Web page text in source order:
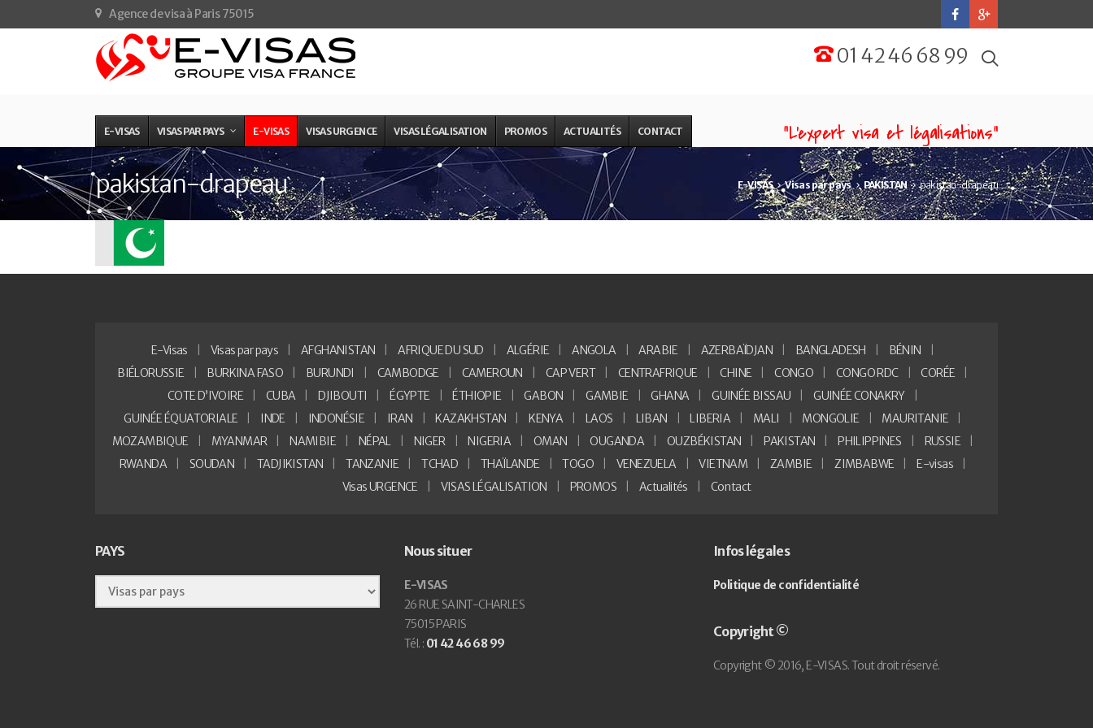
Agence de visa à Paris 75015
01 42 46 68 99
E-VISAS VISAS PAR PAYS E-VISAS VISAS URGENCE VISAS LÉGALISATION PROMOS ACTUALITÉS CONTACT “L'expert visa et légalisations”
pakistan-drapeau E-VISAS Visas par pays PAKISTAN pakistan-drapeau
E-Visas Visas par pays AFGHANISTAN AFRIQUE DU SUD ALGÉRIE ANGOLA ARABIE AZERBAÏDJAN BANGLADESH
BÉNIN
BIÉLORUSSIE
BURKINA FASO BURUNDI CAMBODGE CAMEROUN CAP VERT CENTRAFRIQUE CHINE CONGO CONGO RDC
CORÉE
COTE D’IVOIRE
CUBA DJIBOUTI ÉGYPTE ÉTHIOPIE GABON GAMBIE GHANA GUINÉE BISSAU
GUINÉE CONAKRY
GUINÉE ÉQUATORIALE
INDE INDONÉSIE IRAN KAZAKHSTAN KENYA LAOS LIBAN LIBERIA MALI MONGOLIE
MAURITANIE
MOZAMBIQUE
MYANMAR NAMIBIE NÉPAL NIGER NIGERIA OMAN OUGANDA OUZBÉKISTAN PAKISTAN PHILIPPINES
RUSSIE
RWANDA
SOUDAN TADJIKISTAN TANZANIE TCHAD THAÏLANDE TOGO VENEZUELA VIETNAM ZAMBIE ZIMBABWE
E-visas
Visas URGENCE
VISAS LÉGALISATION PROMOS Actualités Contact
PAYS Nous situer
E-VISAS
26 RUE SAINT-CHARLES
75015 PARIS
Tél. : 01 42 46 68 99
Infos légales
Politique de confidentialité
Copyright ©
Copyright © 2016, E-VISAS. Tout droit réservé.